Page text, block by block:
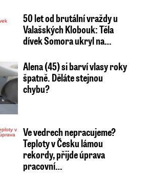
50 let od brutální vraždy u
Valašských Klobouk: Těla
dívek Somora ukryl na…
Alena (45) si barví vlasy roky
špatně. Děláte stejnou
chybu?
Ve vedrech nepracujeme?
Teploty v Česku lámou
rekordy, přijde úprava
pracovní…